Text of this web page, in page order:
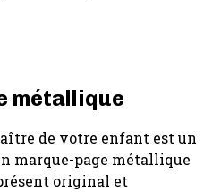
métallique
de votre enfant est un
marque-page métallique
original et